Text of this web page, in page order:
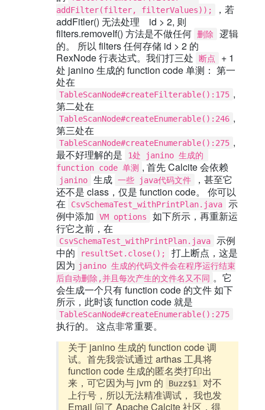
addFilter(filter, filterValues));
，若
addFitler() 无法处理 id > 2, 则
filters.removeIf() 方法是不做任何 删除
逻辑
的。 所以 filters 任何存储 id > 2 的
RexNode 行表达式。我们打三处
断点
+ 1
处 janino 生成的 function code 单测： 第一
处在
TableScanNode#createFilterable():175 ,
第二处在
TableScanNode#createEnumerable():246 ,
第三处在
TableScanNode#createEnumerable():275 ,
最不好理解的是
1处 janino 生成的
function code 单测 , 首先 Calcite 会依赖
janino 生成 一些 java代码文件
，甚至它
还不是 class，仅是 function code。 你可以
在
CsvSchemaTest_withPrintPlan.java
示
例中添加
VM options
如下所示，再重新运
行它之前，在
CsvSchemaTest_withPrintPlan.java
示例
中的
resultSet.close();
打上断点，这是
因为 janino 生成的代码文件会在程序运行结束
后自动删除,并且每次产生的文件名又不同 。它
会生成一个只有 function code 的文件 如下
所示，此时该 function code 就是
TableScanNode#createEnumerable():275
执行的。 这点非常重要。
关于 janino 生成的 function code 调
试。首先我尝试通过 arthas 工具将
function code 生成的匿名类打印出
来，可它因为与 jvm 的
Buzz$1
对不
上行号，所以无法精准调试， 我也发
Email 问了 Apache Calcite 社区，得